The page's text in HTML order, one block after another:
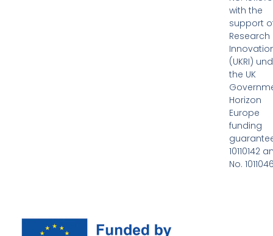
with the
support
(UKRI)
the UK
Horizon
Europe
funding
10110142
No.